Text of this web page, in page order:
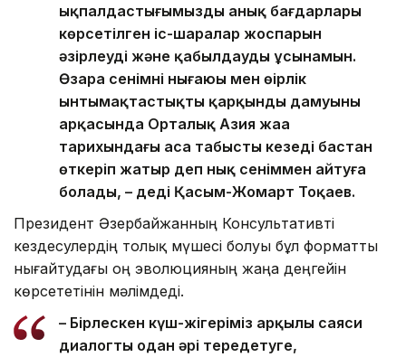
ықпалдастығымыздың анық бағдарлары
көрсетілген іс-шаралар жоспарын
әзірлеуді және қабылдауды ұсынамын.
Өзара сенімнің нығаюы мен өңірлік
ынтымақтастықтың қарқынды дамуының
арқасында Орталық Азия жаңа
тарихындағы аса табысты кезеңді бастан
өткеріп жатыр деп нық сеніммен айтуға
болады, – деді Қасым-Жомарт Тоқаев.
Президент Әзербайжанның Консультативті
кездесулердің толық мүшесі болуы бұл форматты
нығайтудағы оң эволюцияның жаңа деңгейін
көрсететінін мәлімдеді.
– Бірлескен күш-жігеріміз арқылы саяси
диалогты одан әрі тереңдетуге,